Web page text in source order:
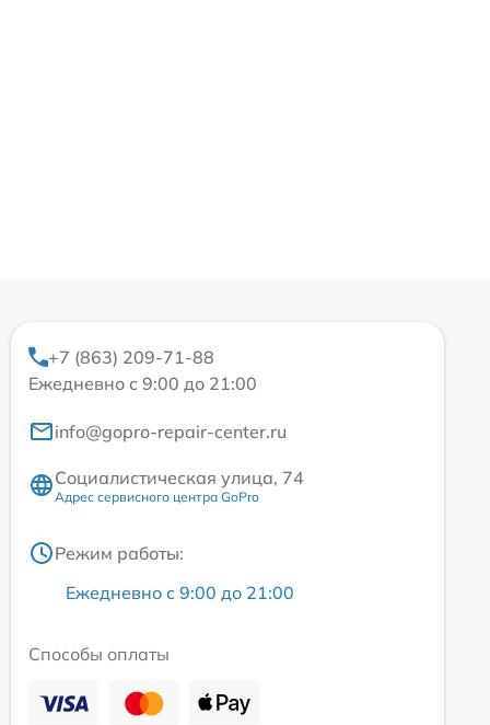
+7 (863) 209-71-88
Ежедневно с 9:00 до 21:00
info@gopro-repair-center.ru
Социалистическая улица, 74
Адрес сервисного центра GoPro
Режим работы:
Ежедневно с 9:00 до 21:00
Способы оплаты